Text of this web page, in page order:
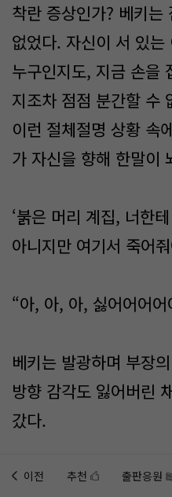
착란 증상인가? 베키
없었다. 자신이 서 있
누구인지도, 지금 손을
지조차 점점 분간할 수
이런 절체절명 상황 속
가 자신을 향해 한말이
‘붉은 머리 계집, 너한
아니지만 여기서 죽어
“아, 아, 아, 싫어어어
베키는 발광하며 부장
방향 감각도 잃어버린
갔다.
“···베키!?”
이전 추천 출판응원
홈에미노벨 웹추가하기